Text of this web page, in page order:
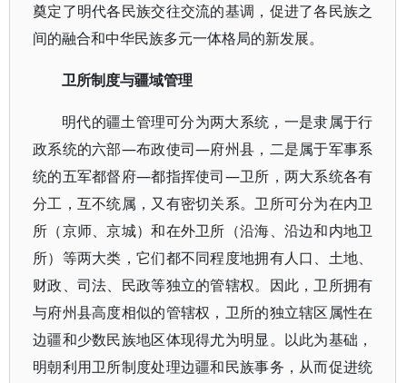
奠定了明代各民族交往交流的基调，促进了各民族之
间的融合和中华民族多元一体格局的新发展。
卫所制度与疆域管理
明代的疆土管理可分为两大系统，一是隶属于行
政系统的六部—布政使司—府州县，二是属于军事系
统的五军都督府—都指挥使司—卫所，两大系统各有
分工，互不统属，又有密切关系。卫所可分为在内卫
所（京师、京城）和在外卫所（沿海、沿边和内地卫
所）等两大类，它们都不同程度地拥有人口、土地、
财政、司法、民政等独立的管辖权。因此，卫所拥有
与府州县高度相似的管辖权，卫所的独立辖区属性在
边疆和少数民族地区体现得尤为明显。以此为基础，
明朝利用卫所制度处理边疆和民族事务，从而促进统